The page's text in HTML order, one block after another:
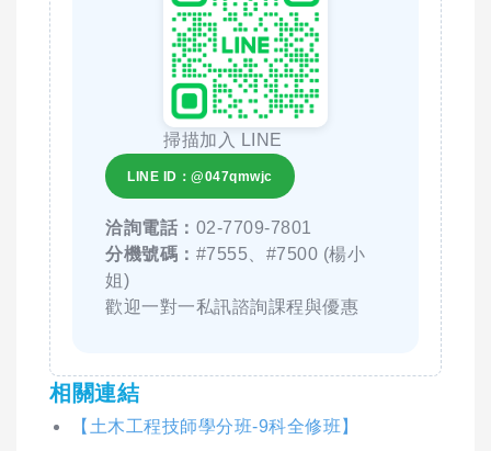
掃描加入 LINE
LINE ID：@047qmwjc
洽詢電話： 02-7709-7801
分機號碼： #7555、#7500 (楊小
姐)
歡迎一對一私訊諮詢課程與優惠
相關連結
【土木工程技師學分班-9科全修班】